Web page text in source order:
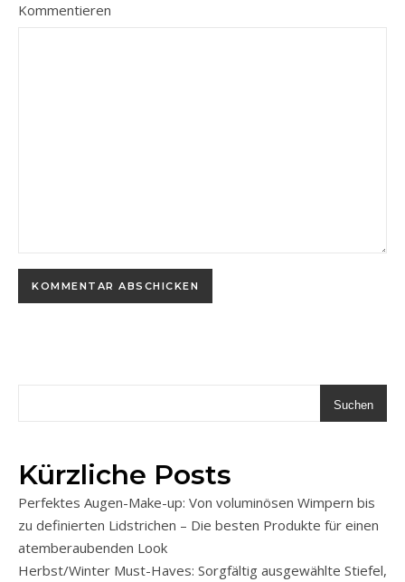
Kommentieren
Suchen
Kürzliche Posts
Perfektes Augen-Make-up: Von voluminösen Wimpern bis
zu definierten Lidstrichen – Die besten Produkte für einen
atemberaubenden Look
Herbst/Winter Must-Haves: Sorgfältig ausgewählte Stiefel,